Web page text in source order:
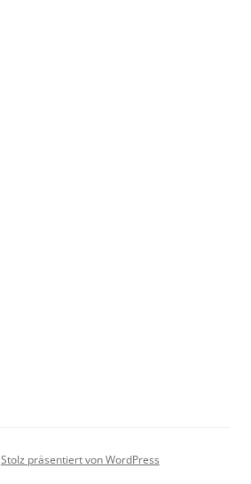
Stolz präsentiert von WordPress